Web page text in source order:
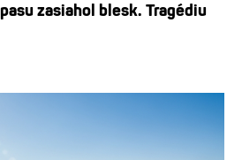
zasiahol blesk. Tragédiu